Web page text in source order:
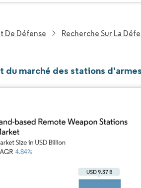
De Défense Recherche Sur La
du marché des stations